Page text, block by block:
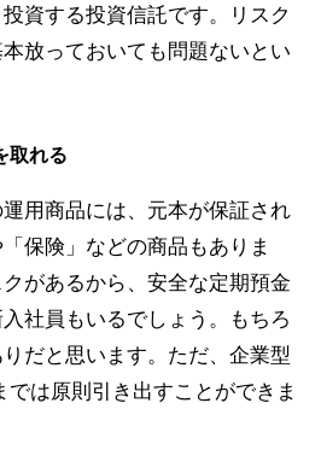
資する投資信託です。リスク
放っておいても問題ないとい
取れる
用商品には、元本が保証され
保険」などの商品もありま
があるから、安全な定期預金
社員もいるでしょう。もちろ
だと思います。ただ、企業型
は原則引き出すことができま